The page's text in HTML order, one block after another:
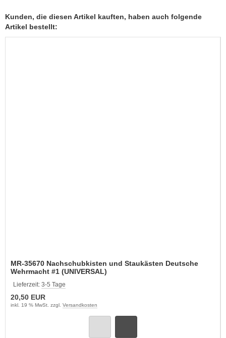
Kunden, die diesen Artikel kauften, haben auch folgende
Artikel bestellt:
MR-35670 Nachschubkisten und Staukästen Deutsche
Wehrmacht #1 (UNIVERSAL)
Lieferzeit: 3-5 Tage
20,50 EUR
inkl. 19 % MwSt. zzgl. Versandkosten